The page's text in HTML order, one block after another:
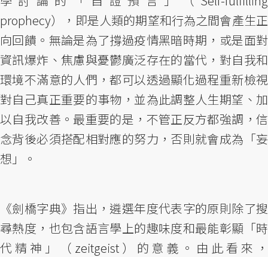
prophecy），即是人類的期望和行為之間會產生正
向回饋。無論是為了撐過疫情黑暗時期，或是面對
資訊爆炸、焦慮與憂鬱廣泛存在的當代，對自我和
環境不滿意的人們，都可以透過顯化過程重新檢視
對自己真正重要的事物，並為此調整人生期望、加
以自我改善。最重要的是，不管正反方都強調，信
念背後必須搭配相對應的努力，否則就會成為「妄
想」。
《劍橋字典》指出，遴選年度代表字的原則除了搜
尋熱度，也包含語言學上的趣味度和最能彰顯「時
代精神」（zeitgeist）的意義。由此看來，